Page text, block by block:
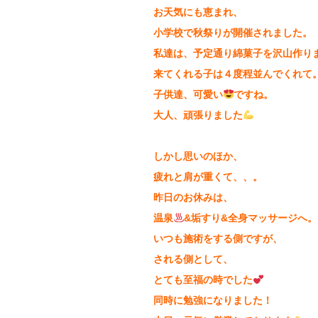
お天気にも恵まれ、
小学校で秋祭りが開催されました。
私達は、 予定通り綿菓子を沢山作り
来てくれる子は４度程並んでくれて
子供達、可愛い
ですね。
大人、頑張りました
しかし思いのほか、
疲れと肩が重くて、、。
昨日のお休みは、
温泉
&垢すり&全身マッサージへ。
いつも施術をする側ですが、
される側として、
とても至福の時でした
同時に勉強になりました！